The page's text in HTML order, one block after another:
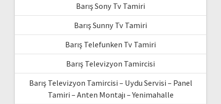
Barış Sony Tv Tamiri
Barış Sunny Tv Tamiri
Barış Telefunken Tv Tamiri
Barış Televizyon Tamircisi
Barış Televizyon Tamircisi – Uydu Servisi – Panel
Tamiri – Anten Montajı – Yenimahalle